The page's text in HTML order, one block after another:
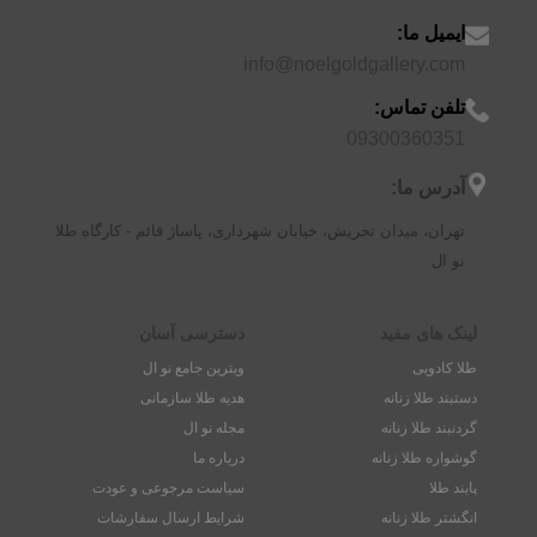
ایمیل ما:
تلفن تماس:
آدرس ما:
تهران، میدان تجریش، خیابان شهرداری، پاساژ قائم - کارگاه طلا
نو ال
طلا کادویی
دستبند طلا زنانه
گردنبند طلا زنانه
گوشواره طلا زنانه
پابند طلا
انگشتر طلا زنانه
ویترین جامع نو ال
هدیه طلا سازمانی
مجله نو ال
درباره ما
سیاست مرجوعی و عودت
شرایط ارسال سفارشات